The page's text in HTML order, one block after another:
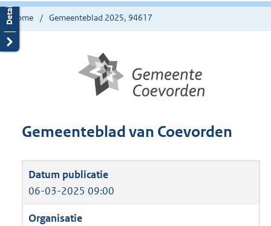
Home Gemeenteblad 2025, 94617
Gemeenteblad van Coevorden
06-03-2025 09:00